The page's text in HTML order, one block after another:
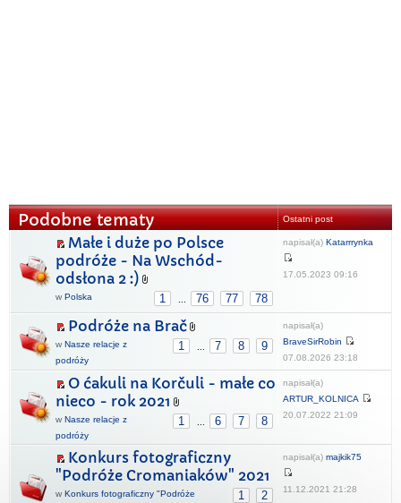
Podobne tematy Ostatni post
Małe i duże po Polsce
podróże - Na Wschód-
odsłona 2 :)
1 76 77 78
w Polska
napisał(a) Katarrrynka
17.05.2023 09:16
Podróże na Brač
1 7 8 9
w Nasze relacje z
podróży
napisał(a)
BraveSirRobin
07.08.2026 23:18
O ćakuli na Korčuli - małe co
nieco - rok 2021
1 6 7 8
w Nasze relacje z
podróży
napisał(a)
ARTUR_KOLNICA
20.07.2022 21:09
Konkurs fotograficzny
"Podróże Cromaniaków" 2021
1 2
w Konkurs fotograficzny "Podróże
napisał(a) majkik75
11.12.2021 21:28